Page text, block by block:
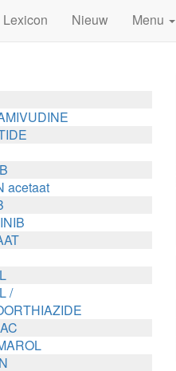
Lexicon Nieuw Menu
acetaat
/